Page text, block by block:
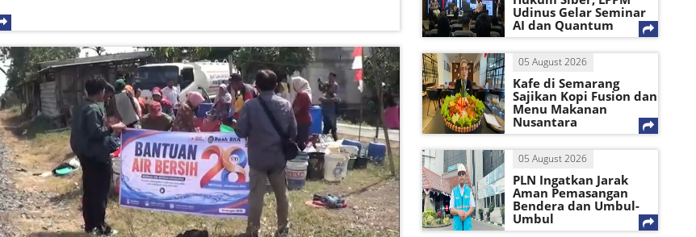
Udinus Gelar Seminar
AI dan Quantum
05 August 2026
Kafe di Semarang
Sajikan Kopi Fusion dan
Menu Makanan
Nusantara
05 August 2026
PLN Ingatkan Jarak
Aman Pemasangan
Bendera dan Umbul-
Umbul